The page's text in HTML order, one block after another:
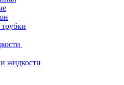
жидкости